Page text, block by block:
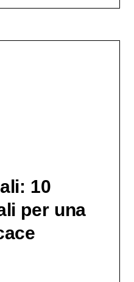
10
per una